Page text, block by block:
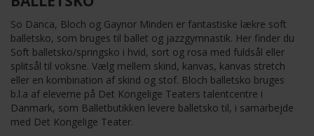
So Danca, Bloch og Gaynor Minden er fantastiske lækre soft
balletsko, som bruges til ballet og jazzgymnastik. Her finder du
Soft balletsko/springsko i hvid, sort og rosa med fuldsål eller
splitsål til voksne. Vælg mellem skind, kanvas, kanvas stretch
eller en kombination af skind og stof. Bloch balletsko bruges
b.l.a af eleverne på Det Kongelige Teaters talentcentre i
Danmark, som Balletbutikken levere balletsko til, i samarbejde
med Det Kongelige Teater.